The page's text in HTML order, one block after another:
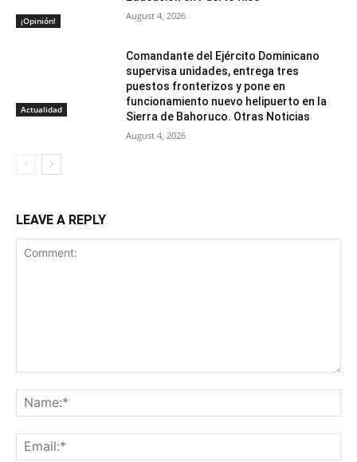
¡Opinión! August 4, 2026
Actualidad
Comandante del Ejército Dominicano
supervisa unidades, entrega tres
puestos fronterizos y pone en
funcionamiento nuevo helipuerto en la
Sierra de Bahoruco. Otras Noticias
August 4, 2026
LEAVE A REPLY